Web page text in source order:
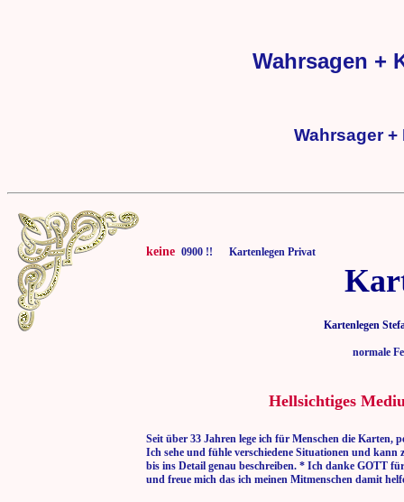
Wahrsagen +
Wahrsager
keine 0900 !! Kartenlegen Privat
Kartenlegen
normale
Hellsichtiges
Seit über 33 Jahren lege ich für Menschen die Karten,
Ich sehe und fühle verschiedene Situationen und kann
bis ins Detail genau beschreiben. * Ich danke GOTT
und freue mich das ich meinen Mitmenschen damit